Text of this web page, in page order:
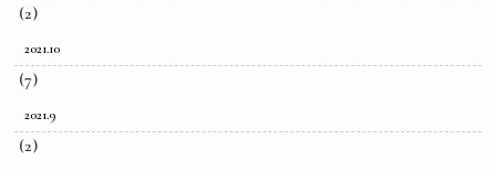
(2)
2021.10
(7)
2021.9
(2)